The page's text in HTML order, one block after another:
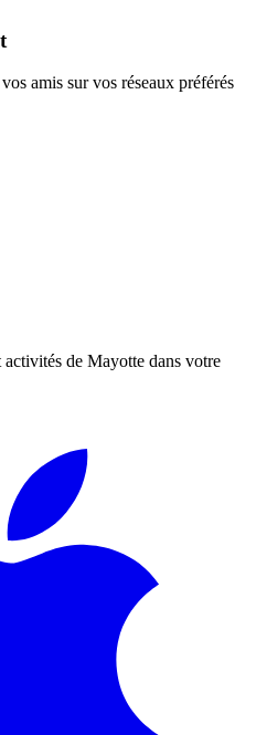
amis sur vos réseaux préférés
activités de Mayotte dans votre